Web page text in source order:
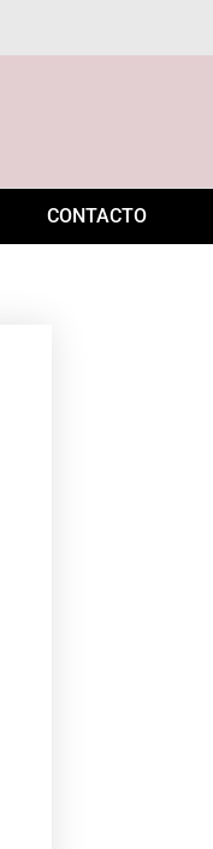
CONTACTO